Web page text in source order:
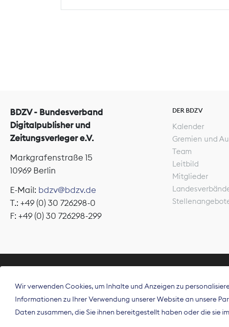
BDZV - Bundesverband
Digitalpublisher und
Zeitungsverleger e.V.
Markgrafenstraße 15
10969 Berlin
E-Mail: bdzv@bdzv.de
T.: +49 (0) 30 726298-0
F: +49 (0) 30 726298-299
DER BDZV
Kalender
Gremien und
Team
Leitbild
Mitglieder
Der
Deutschland
Wir verwenden Cookies, um Inhalte und Anzeigen zu
Informationen zu Ihrer Verwendung unserer Website an unsere
Daten zusammen, die Sie ihnen bereitgestellt haben oder die sie